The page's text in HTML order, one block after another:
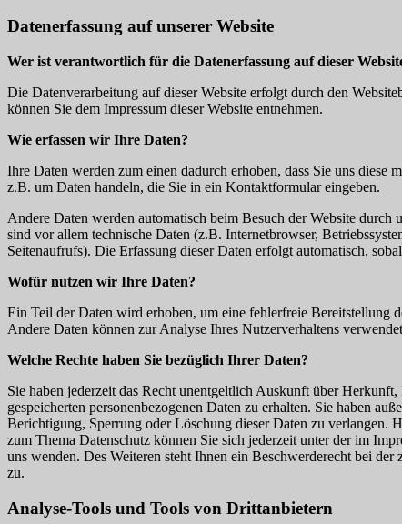
Datenerfassung auf unserer Website
Wer ist verantwortlich für die Datenerfassung auf dieser
Die Datenverarbeitung auf dieser Website erfolgt durch den
können Sie dem Impressum dieser Website entnehmen.
Wie erfassen wir Ihre Daten?
Ihre Daten werden zum einen dadurch erhoben, dass Sie uns diese
z.B. um Daten handeln, die Sie in ein Kontaktformular eingeben.
Andere Daten werden automatisch beim Besuch der Website durch
sind vor allem technische Daten (z.B. Internetbrowser,
Seitenaufrufs). Die Erfassung dieser Daten erfolgt automatisch,
Wofür nutzen wir Ihre Daten?
Ein Teil der Daten wird erhoben, um eine fehlerfreie Bereitstellung
Andere Daten können zur Analyse Ihres Nutzerverhaltens
Welche Rechte haben Sie bezüglich Ihrer Daten?
Sie haben jederzeit das Recht unentgeltlich Auskunft über
gespeicherten personenbezogenen Daten zu erhalten. Sie haben
Berichtigung, Sperrung oder Löschung dieser Daten zu verlangen.
zum Thema Datenschutz können Sie sich jederzeit unter der im
uns wenden. Des Weiteren steht Ihnen ein Beschwerderecht bei der
zu.
Analyse-Tools und Tools von Drittanbietern